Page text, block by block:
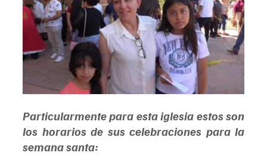
Particularmente para esta iglesia estos son
los horarios de sus celebraciones para la
semana santa: